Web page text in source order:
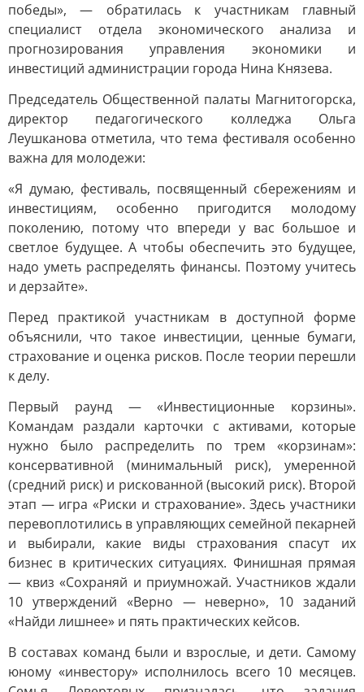
победы», — обратилась к участникам главный
специалист отдела экономического анализа и
прогнозирования управления экономики и
инвестиций администрации города Нина Князева.
Председатель Общественной палаты Магнитогорска,
директор педагогического колледжа Ольга
Леушканова отметила, что тема фестиваля особенно
важна для молодежи:
«Я думаю, фестиваль, посвященный сбережениям и
инвестициям, особенно пригодится молодому
поколению, потому что впереди у вас большое и
светлое будущее. А чтобы обеспечить это будущее,
надо уметь распределять финансы. Поэтому учитесь
и дерзайте».
Перед практикой участникам в доступной форме
объяснили, что такое инвестиции, ценные бумаги,
страхование и оценка рисков. После теории перешли
к делу.
Первый раунд — «Инвестиционные корзины».
Командам раздали карточки с активами, которые
нужно было распределить по трем «корзинам»:
консервативной (минимальный риск), умеренной
(средний риск) и рискованной (высокий риск). Второй
этап — игра «Риски и страхование». Здесь участники
перевоплотились в управляющих семейной пекарней
и выбирали, какие виды страхования спасут их
бизнес в критических ситуациях. Финишная прямая
— квиз «Сохраняй и приумножай. Участников ждали
10 утверждений «Верно — неверно», 10 заданий
«Найди лишнее» и пять практических кейсов.
В составах команд были и взрослые, и дети. Самому
юному «инвестору» исполнилось всего 10 месяцев.